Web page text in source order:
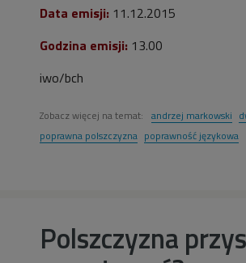
Data emisji: 11.12.2015
Godzina emisji: 13.00
iwo/bch
Zobacz więcej na temat: andrzej markowski
poprawna polszczyzna poprawność językowa
Polszczyzna